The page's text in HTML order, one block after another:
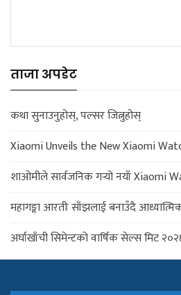
ताजा अपडेट
कथा सुनाउनुहोस्, पल्सर जित्नुहोस्
Xiaomi Unveils the New Xiaomi
शाओमीले सार्वजनिक गर्‍यो नयाँ Xiaomi
महागङ्गा आरतीः साँझलाई बनाउँदै
अर्घाखाँची सिमेन्टको वार्षिक सेल्स मिट